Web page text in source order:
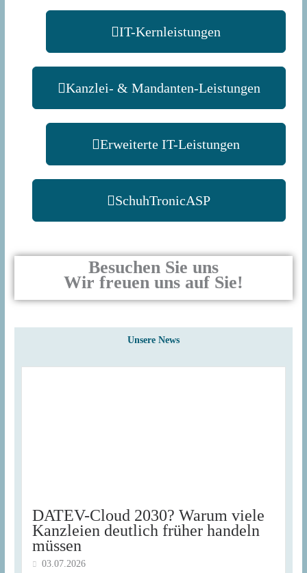
IT-Kernleistungen
Kanzlei- & Mandanten-Leistungen
Erweiterte IT-Leistungen
SchuhTronicASP
Besuchen Sie uns
Wir freuen uns auf Sie!
Unsere News
DATEV-Cloud 2030? Warum viele
Kanzleien deutlich früher handeln
müssen
03.07.2026